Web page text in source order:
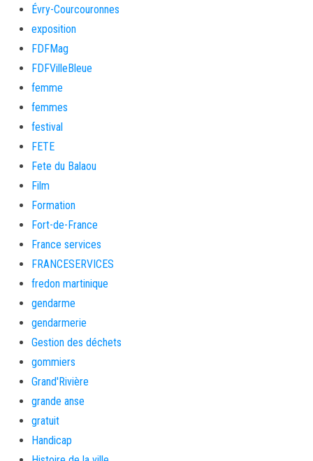
Évry-Courcouronnes
exposition
FDFMag
FDFVilleBleue
femme
femmes
festival
FETE
Fete du Balaou
Film
Formation
Fort-de-France
France services
FRANCESERVICES
fredon martinique
gendarme
gendarmerie
Gestion des déchets
gommiers
Grand'Rivière
grande anse
gratuit
Handicap